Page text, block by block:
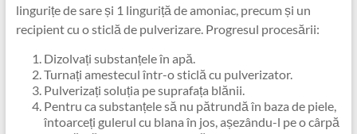
lingurițe de sare și 1 linguriță de amoniac, precum și un
recipient cu o sticlă de pulverizare. Progresul procesării:
Dizolvați substanțele în apă.
Turnați amestecul într-o sticlă cu pulverizator.
Pulverizați soluția pe suprafața blănii.
Pentru ca substanțele să nu pătrundă în baza de piele,
întoarceți gulerul cu blana în jos, așezându-l pe o cârpă